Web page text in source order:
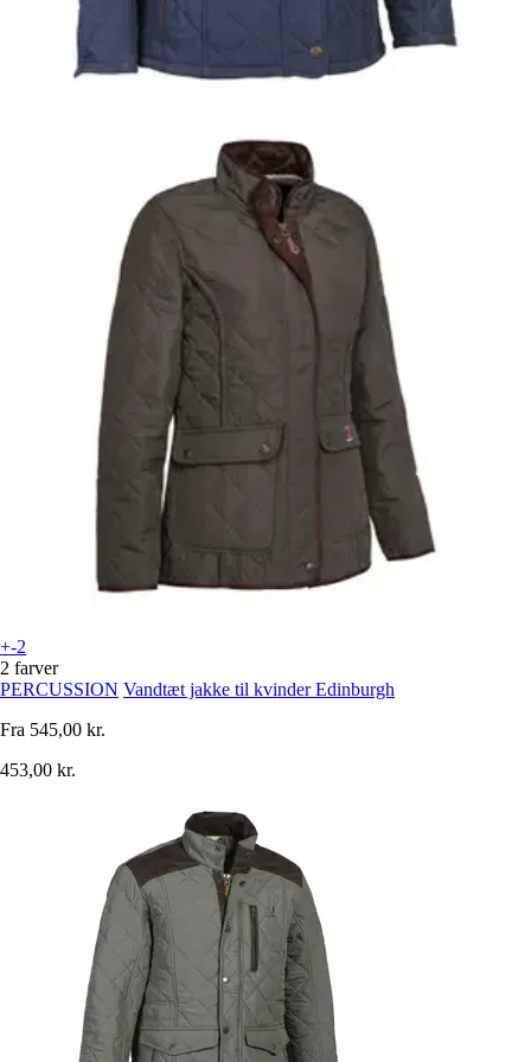
+-2
2 farver
PERCUSSION Vandtæt jakke til kvinder Edinburgh
Fra 545,00 kr.
453,00 kr.